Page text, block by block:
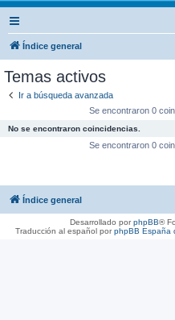
Índice general
Temas activos
Ir a búsqueda avanzada
Se encontraron 0
No se encontraron coincidencias.
Se encontraron 0
Índice general
Desarrollado porphpBB®
Traducción al español porphpBB España